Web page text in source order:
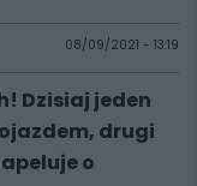
08/09/2021 - 13:19
Dzisiaj jeden
drugi
o